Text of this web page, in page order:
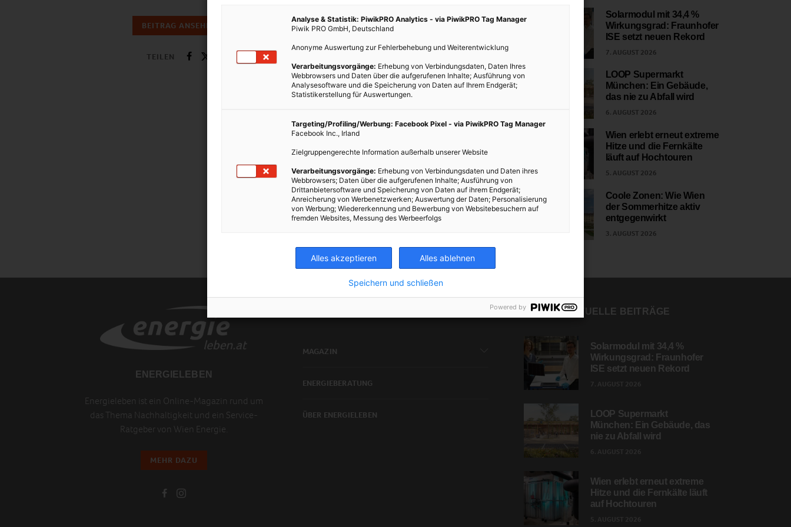
BEITRAG ANSEHEN
TEILEN
Solarmodul mit 34,4 %
Wirkungsgrad: Fraunhofer
ISE setzt neuen Rekord
7. AUGUST 2026
LOOP Supermarkt
München: Ein Gebäude,
das nie zu Abfall wird
6. AUGUST 2026
Wien erlebt erneut extreme
Hitze und die Fernkälte
läuft auf Hochtouren
5. AUGUST 2026
Coole Zonen: Wie Wien
der Sommerhitze aktiv
entgegenwirkt
3. AUGUST 2026
ENERGIELEBEN
Energieleben ist ein Online-Magazin rund um
das Thema Nachhaltigkeit und ein Service-
Ratgeber von Wien Energie.
MEHR DAZU
MAGAZIN
ENERGIEBERATUNG
ÜBER ENERGIELEBEN
AKTUELLE BEITRÄGE
Solarmodul mit 34,4 %
Wirkungsgrad: Fraunhofer
ISE setzt neuen Rekord
LOOP Supermarkt
München: Ein Gebäude, das
nie zu Abfall wird
Wien erlebt erneut extreme
Hitze und die Fernkälte läuft
auf Hochtouren
Analyse & Statistik: PiwikPRO Analytics - via PiwikPRO Tag Manager
Piwik PRO GmbH, Deutschland
Anonyme Auswertung zur Fehlerbehebung und Weiterentwicklung
Verarbeitungsvorgänge: Erhebung von Verbindungsdaten, Daten Ihres
Webbrowsers und Daten über die aufgerufenen Inhalte; Ausführung von
Analysesoftware und die Speicherung von Daten auf Ihrem Endgerät;
Statistikerstellung für Auswertungen.
Targeting/Profiling/Werbung: Facebook Pixel - via PiwikPRO Tag Manager
Facebook Inc., Irland
Zielgruppengerechte Information außerhalb unserer Website
Verarbeitungsvorgänge: Erhebung von Verbindungsdaten und Daten ihres
Webbrowsers; Daten über die aufgerufenen Inhalte; Ausführung von
Drittanbietersoftware und Speicherung von Daten auf ihrem Endgerät;
Anreicherung von Werbenetzwerken; Auswertung der Daten; Personalisierung
von Werbung; Wiedererkennung und Bewerbung von Websitebesuchern auf
fremden Websites, Messung des Werbeerfolgs
Alles akzeptieren Alles ablehnen
Speichern und schließen
Powered by